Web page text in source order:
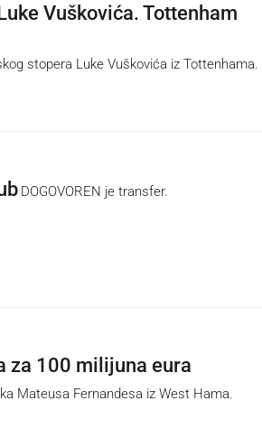
Vuškovića. Tottenham
stopera Luke Vuškovića iz Tottenhama.
DOGOVOREN je transfer.
za 100 milijuna eura
Mateusa Fernandesa iz West Hama.